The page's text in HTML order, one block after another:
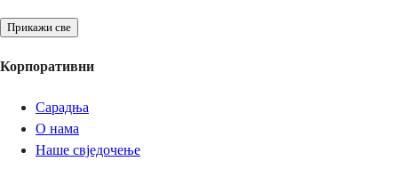
Прикажи све
Корпоративни
Сарадња
О нама
Наше свједочење